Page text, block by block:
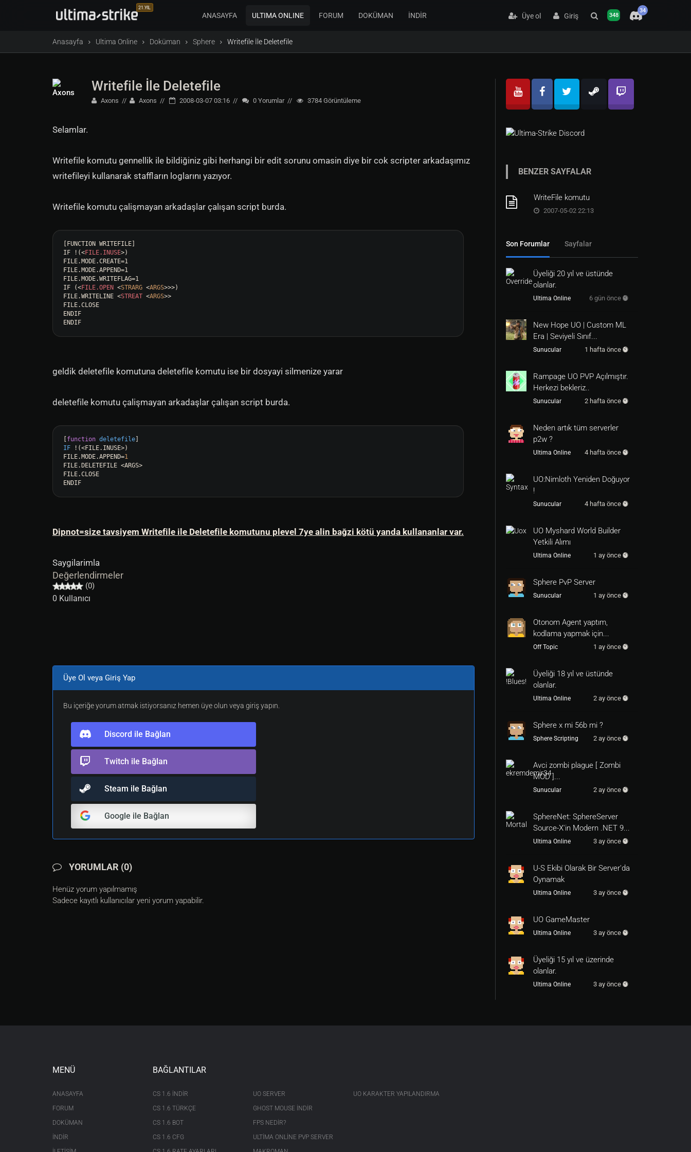
21.YIL
ANASAYFA ULTIMA ONLINE FORUM DOKÜMAN İNDİR Üye ol Giriş 348
34
Anasayfa Ultima Online Doküman Sphere Writefile İle Deletefile
Writefile İle Deletefile
Axons Axons 2008-03-07 03:16 0 Yorumlar 3784 Görüntüleme
Selamlar.
Writefile komutu gennellik ile bildiğiniz gibi herhangi bir edit sorunu omasin diye bir cok scripter arkadaşımız
writefileyi kullanarak staffların loglarını yazıyor.
Writefile komutu çalişmayan arkadaşlar çalışan script burda.
[FUNCTION WRITEFILE]
IF !(<FILE.INUSE>)
FILE.MODE.CREATE=1
FILE.MODE.APPEND=1
FILE.MODE.WRITEFLAG=1
IF (<FILE.OPEN <STRARG <ARGS>>>)
FILE.WRITELINE <STREAT <ARGS>>
FILE.CLOSE
ENDIF
ENDIF
geldik deletefile komutuna deletefile komutu ise bir dosyayi silmenize yarar
deletefile komutu çalişmayan arkadaşlar çalışan script burda.
function deletefile
IF ! (<FILE.INUSE>)
FILE.MODE.APPEND=1
FILE.DELETEFILE <ARGS>
FILE.CLOSE
ENDIF
Dipnot=size tavsiyem Writefile ile Deletefile komutunu plevel 7ye alin bağzi kötü yanda kullananlar var.
Saygilarimla
Değerlendirmeler
(0)
0 Kullanıcı
Üye Ol veya Giriş Yap
Bu içeriğe yorum atmak istiyorsanız hemen üye olun veya giriş yapın.
Discord ile Bağlan
Twitch ile Bağlan
Steam ile Bağlan
Google ile Bağlan
YORUMLAR (0)
Henüz yorum yapılmamış
Sadece kayıtlı kullanıcılar yeni yorum yapabilir.
BENZER SAYFALAR
WriteFile komutu
2007-05-02 22:13
Son Forumlar Sayfalar
Üyeliği 20 yıl ve üstünde
olanlar.
Ultima Online 6 gün önce
New Hope UO | Custom ML
Era | Seviyeli Sınıf...
Sunucular 1 hafta önce
Rampage UO PVP Açılmıştır.
Herkezi bekleriz..
Sunucular 2 hafta önce
Neden artık tüm serverler
p2w ?
Ultima Online 4 hafta önce
UO:Nimloth Yeniden Doğuyor
!
Sunucular 4 hafta önce
UO Myshard World Builder
Yetkili Alımı
Ultima Online 1 ay önce
Sphere PvP Server
Sunucular 1 ay önce
Otonom Agent yaptım,
kodlama yapmak için...
Off Topic 1 ay önce
Üyeliği 18 yıl ve üstünde
olanlar.
Ultima Online 2 ay önce
Sphere x mi 56b mi ?
Sphere Scripting 2 ay önce
Avci zombi plague [ Zombi
MOD ]...
Sunucular 2 ay önce
SphereNet: SphereServer
Source-X'in Modern .NET 9...
Ultima Online 3 ay önce
U-S Ekibi Olarak Bir Server'da
Oynamak
Ultima Online 3 ay önce
UO GameMaster
Ultima Online 3 ay önce
Üyeliği 15 yıl ve üzerinde
olanlar.
Ultima Online 3 ay önce
MENÜ
ANASAYFA
FORUM
DOKÜMAN
İNDİR
BAĞLANTILAR
CS 1.6 INDIR
CS 1.6 TÜRKÇE
CS 1.6 BOT
CS 1.6 CFG
UO SERVER
GHOST MOUSE INDIR
FPS NEDIR?
ULTIMA ONLINE PVP SERVER
UO KARAKTER YAPILANDIRMA